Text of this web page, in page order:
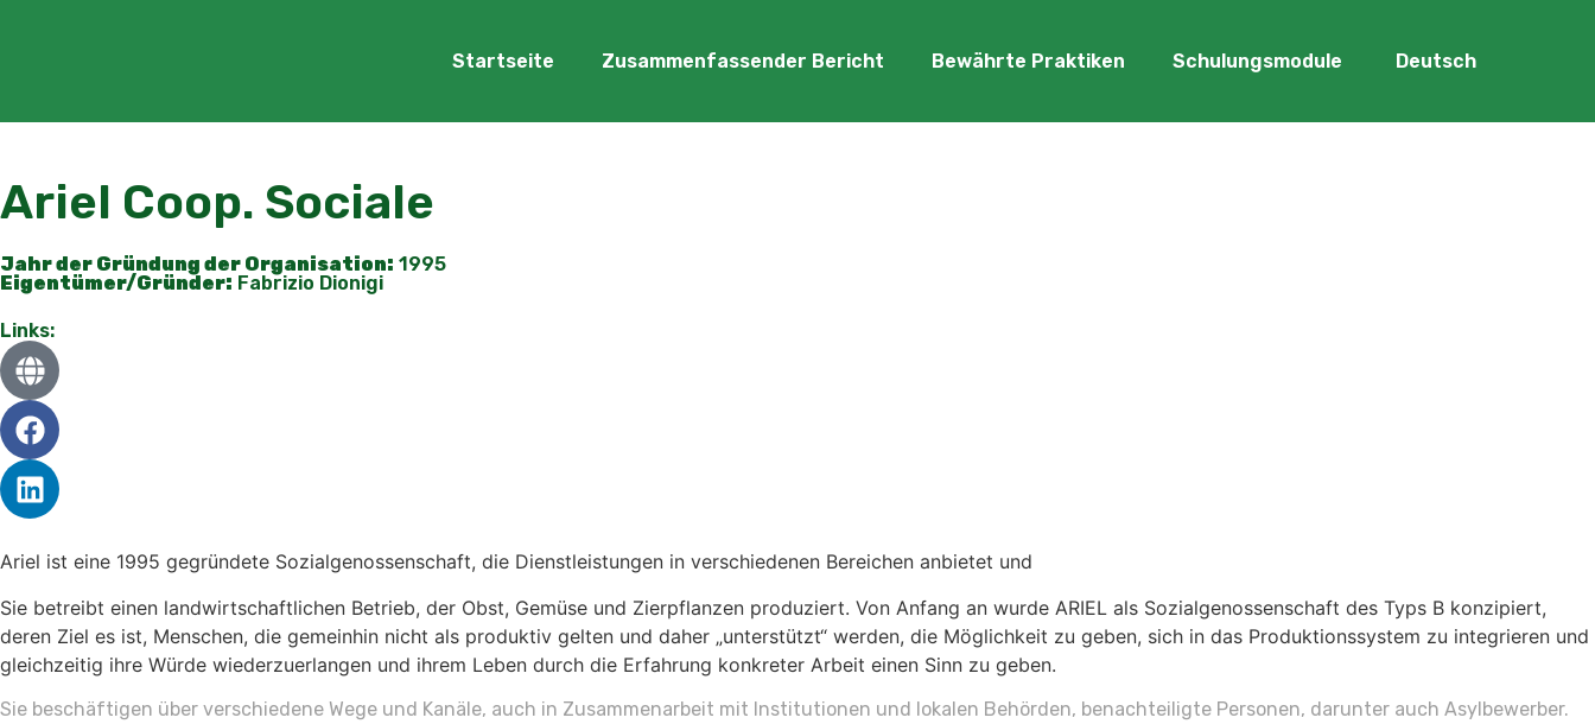
Startseite Zusammenfassender Bericht Bewährte Praktiken Schulungsmodule Deutsch
Ariel Coop. Sociale
Jahr der Gründung der Organisation: 1995
Eigentümer/Gründer: Fabrizio Dionigi
Links:
Ariel ist eine 1995 gegründete Sozialgenossenschaft, die Dienstleistungen in verschiedenen Bereichen anbietet und
Sie betreibt einen landwirtschaftlichen Betrieb, der Obst, Gemüse und Zierpflanzen produziert. Von Anfang an wurde ARIEL als Sozialgenossenschaft des Typs B konzipiert,
deren Ziel es ist, Menschen, die gemeinhin nicht als produktiv gelten und daher „unterstützt“ werden, die Möglichkeit zu geben, sich in das Produktionssystem zu integrieren und
gleichzeitig ihre Würde wiederzuerlangen und ihrem Leben durch die Erfahrung konkreter Arbeit einen Sinn zu geben.
Sie beschäftigen über verschiedene Wege und Kanäle, auch in Zusammenarbeit mit Institutionen und lokalen Behörden, benachteiligte Personen, darunter auch Asylbewerber.